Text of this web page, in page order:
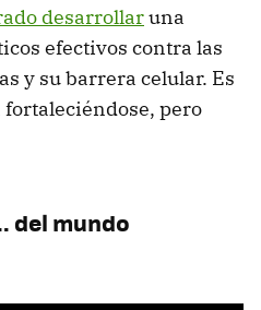
desarrollaruna
efectivos contra las
y su barrera celular. Es
pero
del mundo